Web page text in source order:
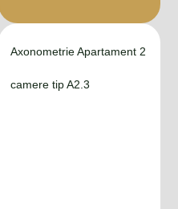
Axonometrie Apartament 2
camere tip A2.3